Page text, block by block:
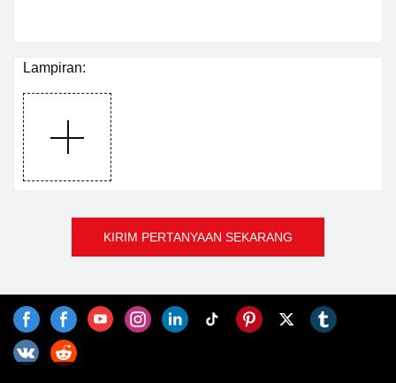
Lampiran:
KIRIM PERTANYAAN SEKARANG